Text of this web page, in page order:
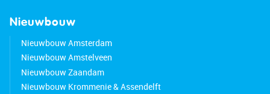
Nieuwbouw
Nieuwbouw Amsterdam
Nieuwbouw Amstelveen
Nieuwbouw Zaandam
Nieuwbouw Krommenie & Assendelft